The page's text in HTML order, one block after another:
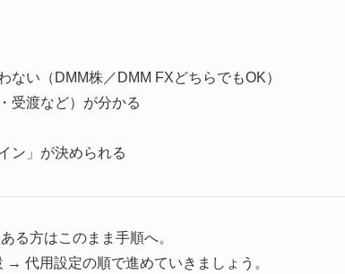
ない（DMM株／DMM FXどちらでもOK）
受渡など）が分かる
ン」が決められる
る方はこのまま手順へ。
→ 代用設定の順で進めていきましょう。